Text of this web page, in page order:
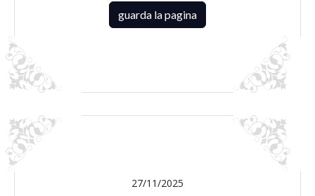
guarda la pagina
27/11/2025